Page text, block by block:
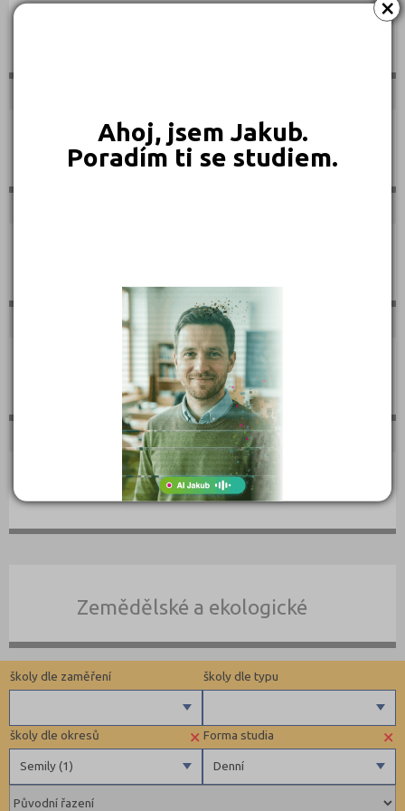
×
Ahoj, jsem Jakub.
Poradím ti se studiem.
Technické
Textilní a obuvnické
Umělecké
Zemědělské a ekologické
×
Denní
Forma studia
×
Semily (1)
školy dle okresů
Benešov (1)
školy dle typu
Veřejné
školy dle zaměření
Zdravotnické
Ekonomické
Pedagogické